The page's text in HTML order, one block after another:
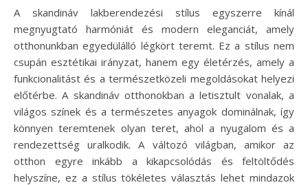
A skandináv lakberendezési stílus egyszerre kínál
megnyugtató harmóniát és modern eleganciát, amely
otthonunkban egyedülálló légkört teremt. Ez a stílus nem
csupán esztétikai irányzat, hanem egy életérzés, amely a
funkcionalitást és a természetközeli megoldásokat helyezi
előtérbe. A skandináv otthonokban a letisztult vonalak, a
világos színek és a természetes anyagok dominálnak, így
könnyen teremtenek olyan teret, ahol a nyugalom és a
rendezettség uralkodik. A változó világban, amikor az
otthon egyre inkább a kikapcsolódás és feltöltődés
helyszíne, ez a stílus tökéletes választás lehet mindazok